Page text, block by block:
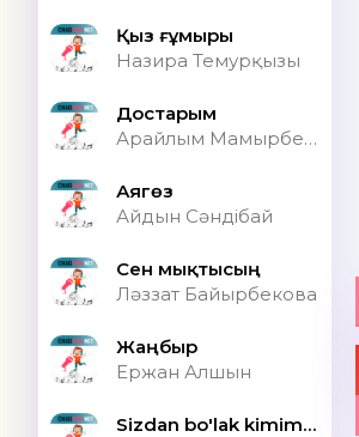
Қыз ғұмыры
Назира Темурқызы
Достарым
Арайлым Мамырбекқызы
Аягөз
Айдын Сәндібай
Сен мықтысың
Ләззат Байырбекова
Жаңбыр
Ержан Алшын
Sizdan bo'lak kimim bor ONA (Speed up)